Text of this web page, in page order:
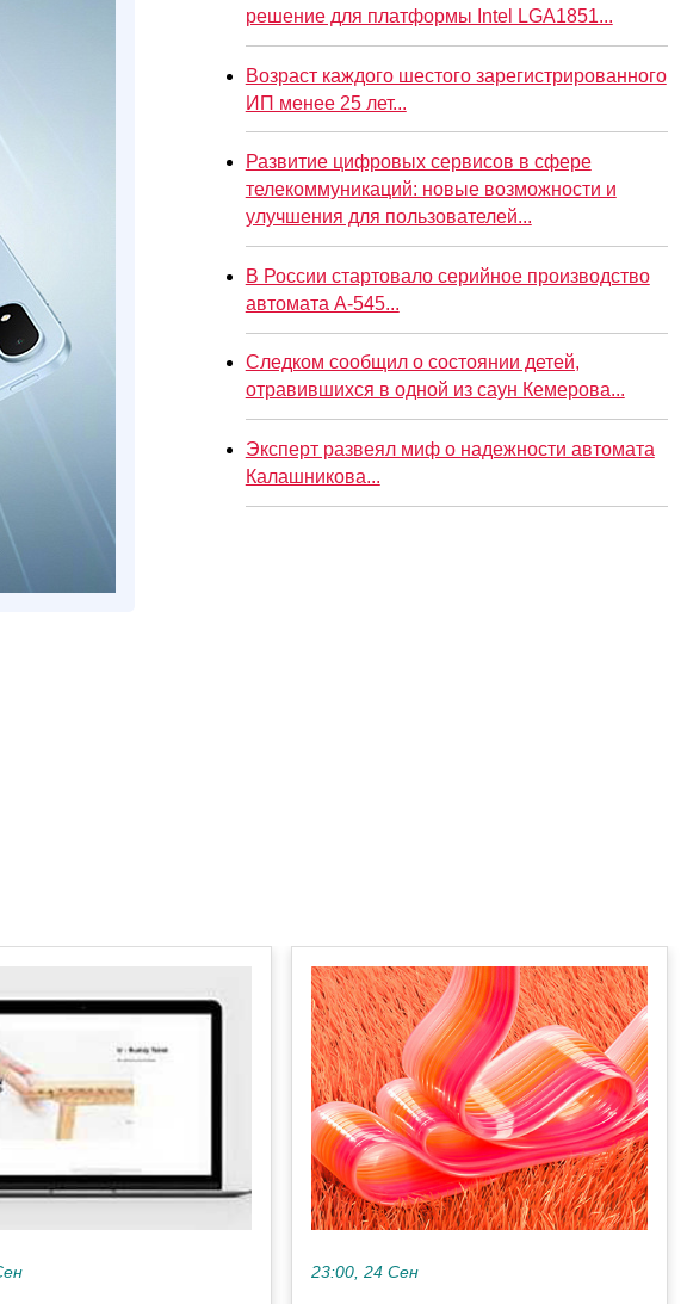
решение для платформы Intel LGA1851...
Возраст каждого шестого зарегистрированного
ИП менее 25 лет...
Развитие цифровых сервисов в сфере
телекоммуникаций: новые возможности и
улучшения для пользователей...
В России стартовало серийное производство
автомата А-545...
Следком сообщил о состоянии детей,
отравившихся в одной из саун Кемерова...
Эксперт развеял миф о надежности автомата
Калашникова...
23:00, 24 Сен